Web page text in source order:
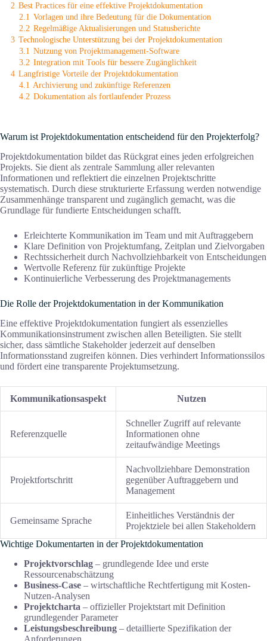
2 Best Practices für eine effektive Projektdokumentation
2.1 Vorlagen und ihre Bedeutung für die Dokumentation
2.2 Regelmäßige Aktualisierungen und Statusberichte
3 Technologische Unterstützung bei der Projektdokumentation
3.1 Nutzung von Projektmanagement-Software
3.2 Integration mit Tools für bessere Zugänglichkeit
4 Langfristige Vorteile der Projektdokumentation
4.1 Archivierung und zukünftige Referenzen
4.2 Dokumentation als fortlaufender Prozess
Warum ist Projektdokumentation entscheidend für den Projekterfolg?
Projektdokumentation bildet das Rückgrat eines jeden erfolgreichen
Projekts. Sie dient als zentrale Sammlung aller relevanten
Informationen und reflektiert die einzelnen Projektschritte
systematisch. Durch diese strukturierte Erfassung werden notwendige
Zusammenhänge transparent und zugänglich gemacht, was die
Grundlage für fundierte Entscheidungen schafft.
Erleichterte Kommunikation im Team und mit Auftraggebern
Klare Definition von Projektumfang, Zeitplan und Zielvorgaben
Rechtssicherheit durch Nachvollziehbarkeit von Entscheidungen
Wertvolle Referenz für zukünftige Projekte
Kontinuierliche Verbesserung des Projektmanagements
Die Rolle der Projektdokumentation in der Kommunikation
Eine effektive Projektdokumentation fungiert als essenzielles
Kommunikationsinstrument zwischen allen Beteiligten. Sie stellt
sicher, dass sämtliche Stakeholder jederzeit auf denselben
Informationsstand zugreifen können. Dies verhindert Informationssilos
und fördert eine transparente Projektumsetzung.
Kommunikationsaspekt Nutzen
Referenzquelle
Schneller Zugriff auf relevante
Informationen ohne
zeitaufwändige Meetings
Projektfortschritt
Nachvollziehbare Demonstration
gegenüber Auftraggebern und
Management
Gemeinsame Sprache
Einheitliches Verständnis der
Projektziele bei allen Stakeholdern
Wichtige Dokumentarten in der Projektdokumentation
Projektvorschlag – grundlegende Idee und erste
Ressourcenabschätzung
Business-Case – wirtschaftliche Rechtfertigung mit Kosten-
Nutzen-Analysen
Projektcharta – offizieller Projektstart mit Definition
grundlegender Parameter
Leistungsbeschreibung – detaillierte Spezifikation der
Anforderungen